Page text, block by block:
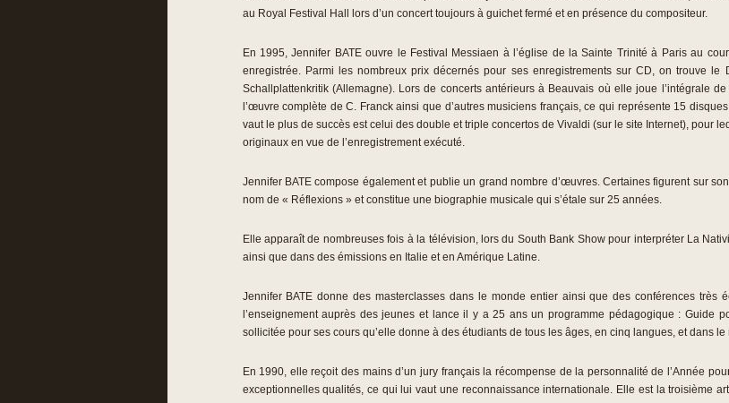
au Royal Festival Hall lors d’un concert toujours à guichet fermé et en présence du compositeur.
En 1995, Jennifer BATE ouvre le Festival Messiaen à l’église de la Sainte Trinité à Paris au
enregistrée. Parmi les nombreux prix décernés pour ses enregistrements sur CD, on trouve le
Schallplattenkritik (Allemagne). Lors de concerts antérieurs à Beauvais où elle joue l’intégrale
l’œuvre complète de C. Franck ainsi que d’autres musiciens français, ce qui représente 15
vaut le plus de succès est celui des double et triple concertos de Vivaldi (sur le site Internet), pour
originaux en vue de l’enregistrement exécuté.
Jennifer BATE compose également et publie un grand nombre d’œuvres. Certaines figurent sur
nom de « Réflexions » et constitue une biographie musicale qui s’étale sur 25 années.
Elle apparaît de nombreuses fois à la télévision, lors du South Bank Show pour interpréter La
ainsi que dans des émissions en Italie et en Amérique Latine.
Jennifer BATE donne des masterclasses dans le monde entier ainsi que des conférences très
l’enseignement auprès des jeunes et lance il y a 25 ans un programme pédagogique : Guide
sollicitée pour ses cours qu’elle donne à des étudiants de tous les âges, en cinq langues, et dans le
En 1990, elle reçoit des mains d’un jury français la récompense de la personnalité de l’Année
exceptionnelles qualités, ce qui lui vaut une reconnaissance internationale. Elle est la troisième